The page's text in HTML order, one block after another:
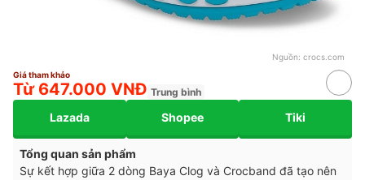
Nguồn: crocs.com
Giá tham khảo
Từ 647.000 VNĐ Trung bình
Lazada Shopee Tiki
Tổng quan sản phẩm
Sự kết hợp giữa 2 dòng Baya Clog và Crocband đã tạo nên